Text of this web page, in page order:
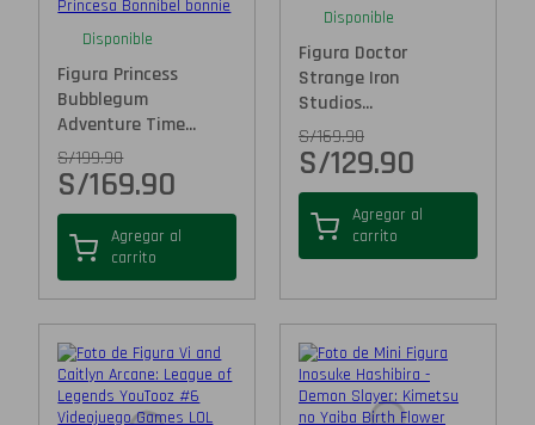
Disponible
Figura Princess
Bubblegum
Adventure Time...
S/199.90
S/169.90
Agregar al
carrito
Disponible
Figura Doctor
Strange Iron
Studios...
S/169.90
S/129.90
Agregar al
carrito